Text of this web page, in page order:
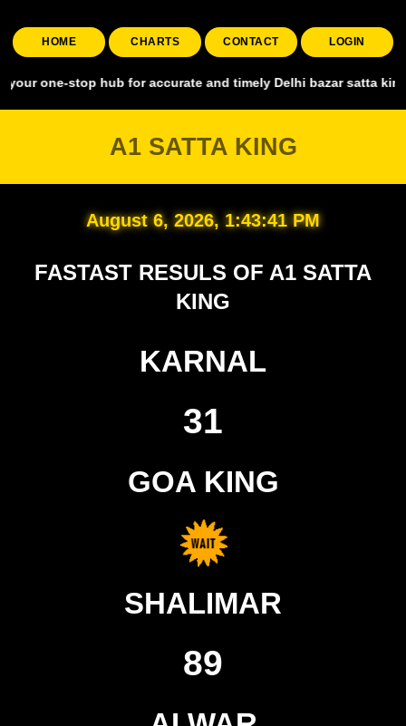
HOME CHARTS CONTACT LOGIN
hub for accurate and timely Delhi bazar satta king,
A1 SATTA KING
August 6, 2026, 1:43:42 PM
FASTAST RESULS OF A1 SATTA
KING
KARNAL
31
GOA KING
SHALIMAR
89